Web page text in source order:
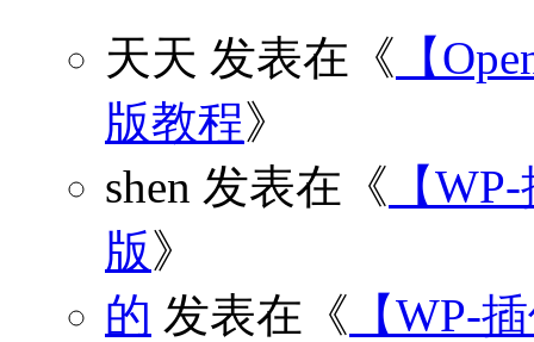
天天 发表在《 【
版教程》
shen 发表在《 【
版》
的 发表在《 【WP-